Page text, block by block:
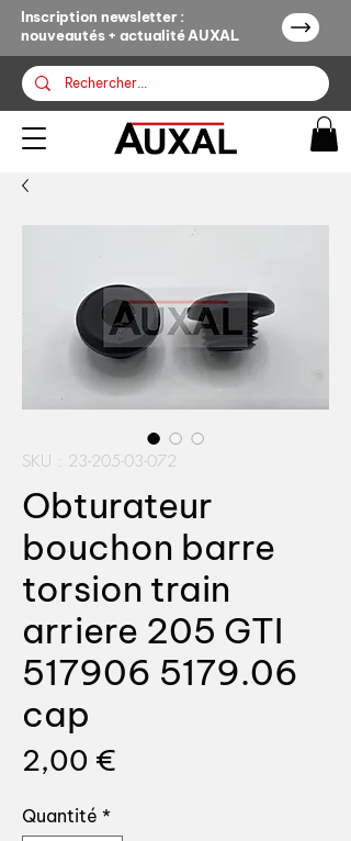
Inscription newsletter :
nouveautés + actualité AUXAL
SKU : 23-205-03-072
Obturateur
bouchon barre
torsion train
arriere 205 GTI
517906 5179.06
cap
2,00 €
Quantité *